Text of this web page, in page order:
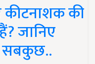
की
जानिए
सबकुछ..